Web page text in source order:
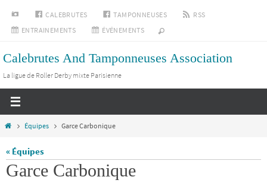
Passer
vers
contenu
INSTAGRAMCALEBRUTES TAMPONNEUSES
RSS
ENTRAINEMENTS
ÉVÉNEMENTS
Calebrutes And Tamponneuses Association
La ligue de Roller Derby mixte Parisienne
HomeÉquipes Garce Carbonique
« Équipes
Garce Carbonique